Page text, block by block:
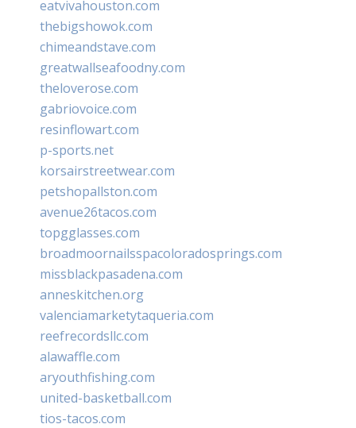
eatvivahouston.com
thebigshowok.com
chimeandstave.com
greatwallseafoodny.com
theloverose.com
gabriovoice.com
resinflowart.com
p-sports.net
korsairstreetwear.com
petshopallston.com
avenue26tacos.com
topgglasses.com
broadmoornailsspacoloradosprings.com
missblackpasadena.com
anneskitchen.org
valenciamarketytaqueria.com
reefrecordsllc.com
alawaffle.com
aryouthfishing.com
united-basketball.com
tios-tacos.com